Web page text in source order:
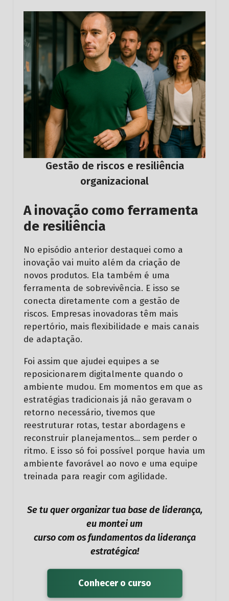
Gestão de riscos e resiliência
organizacional
A inovação como ferramenta
de resiliência
No episódio anterior destaquei como a
inovação vai muito além da criação de
novos produtos. Ela também é uma
ferramenta de sobrevivência. E isso se
conecta diretamente com a gestão de
riscos. Empresas inovadoras têm mais
repertório, mais flexibilidade e mais canais
de adaptação.
Foi assim que ajudei equipes a se
reposicionarem digitalmente quando o
ambiente mudou. Em momentos em que as
estratégias tradicionais já não geravam o
retorno necessário, tivemos que
reestruturar rotas, testar abordagens e
reconstruir planejamentos… sem perder o
ritmo. E isso só foi possível porque havia um
ambiente favorável ao novo e uma equipe
treinada para reagir com agilidade.
Se tu quer organizar tua base de liderança,
eu montei um
curso com os fundamentos da liderança
estratégica!
Conhecer o curso